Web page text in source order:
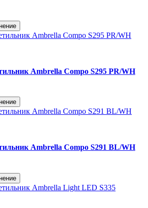
Ambrella Compo S295 PR/WH
Ambrella Compo S291 BL/WH